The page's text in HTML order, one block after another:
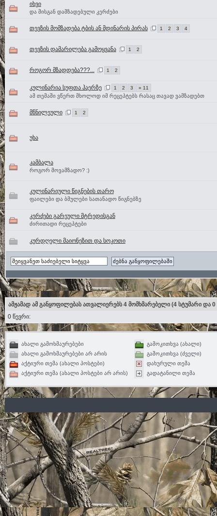
იხვი
და მისგან დამზადებული კერძები
თევზის მომზადება ტბის ან მდინარის პირას 1 2 3 4
თევზის დამარილება გამოყვანა 1 2
როგორ მზადდება???... 1 2
კულინარია სუფთა ჰაერზე 1 2 3 » 11
ამ თემაში ვწერთ მხოლოდ იმ რეცეპტებს რასაც თავად ვამზადებთ
მწნილეული 1 2
უხა
კამბალა
როგორ მოვამზადო? :)
კულინარიული წიგნების თარო
ფაილები და ბმულები სათანადო წიგნებზე
კერძები გარეული მტრედისგან
ძირითადი რეცეპტები
კურდღელი მაიონეზით და სოკოთი
ამჟამად ამ განყოფილებას ათვალიერებს 4 მომხმარებელი (4 სტუმარი და 0
0 წევრი:
ახალი გამოხმაურებები
ახალი გამოხმაურებები არ არის
აქტიური თემა (ახალი პოსტები)
აქტიური თემა (ახალი პოსტები არ არის)
გამოკითხვა (ახალი)
გამოკითხვა (ძველი)
დახურული თემა
გადატანილი თემა